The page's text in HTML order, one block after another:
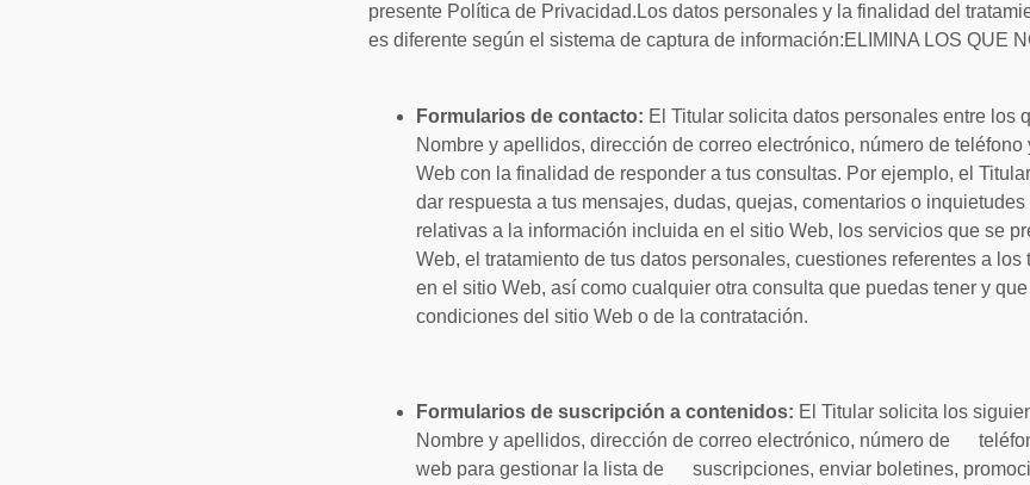
presente Política de Privacidad.Los datos personales y la finalidad del
es diferente según el sistema de captura de información:ELIMINA LOS QUE
Formularios de contacto: El Titular solicita datos personales entre los
Nombre y apellidos, dirección de correo electrónico, número de
Web con la finalidad de responder a tus consultas. Por ejemplo, el
dar respuesta a tus mensajes, dudas, quejas, comentarios o
relativas a la información incluida en el sitio Web, los servicios que se
Web, el tratamiento de tus datos personales, cuestiones referentes a
en el sitio Web, así como cualquier otra consulta que puedas tener y
condiciones del sitio Web o de la contratación.
Formularios de suscripción a contenidos: El Titular solicita los
Nombre y apellidos, dirección de correo electrónico, número de
web para gestionar la lista de suscripciones, enviar boletines,